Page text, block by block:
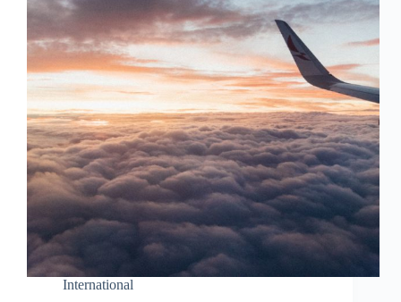
International